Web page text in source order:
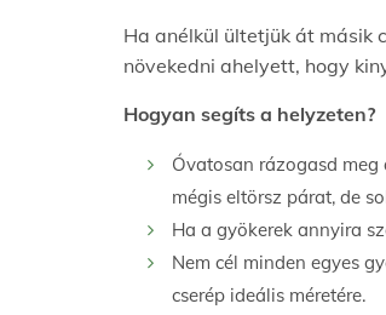
Ha anélkül ültetjük át másik
növekedni ahelyett, hogy
Hogyan segíts a helyzeten?
Óvatosan rázogasd
mégis eltörsz párat, de
Ha a gyökerek annyira
Nem cél minden egyes
cserép ideális méretére.